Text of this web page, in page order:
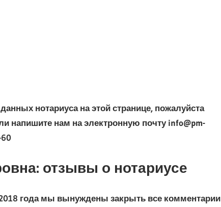
нотариуса на этой странице, пожалуйста
напишите нам на электронную почту info@pm-
отзывы о нотариусе
года мы вынуждены закрыть все комментарии